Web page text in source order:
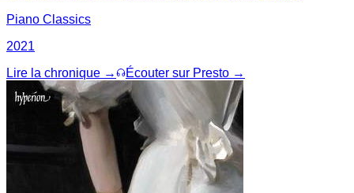
Piano Classics
2021
Lire la chronique →
Écouter sur Presto →